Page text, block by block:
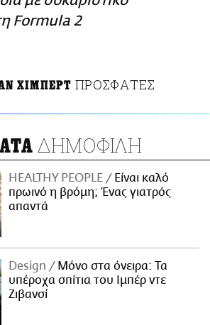
Formula 2
ΧΙΜΠΕΡΤ ΠΡΟΣΦΑΤΕΣ
ΔΗΜΟΦΙΛΗ
HEALTHY PEOPLE
Είναι καλό
πρωινό η βρόμη; Ένας γιατρός
απαντά
Design
Μόνο στα όνειρα: Τα
υπέροχα σπίτια του Ιμπέρ ντε
Ζιβανσί